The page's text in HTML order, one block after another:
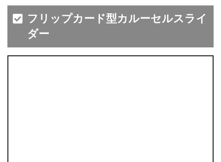
フリップカード型カルーセルスライ
ダー